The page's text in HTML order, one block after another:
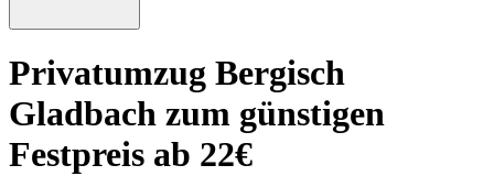
Privatumzug Bergisch
Gladbach zum günstigen
Festpreis ab 22€